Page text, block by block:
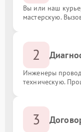
Вы или наш
мастерскую.
2
Инженеры
техническую.
3